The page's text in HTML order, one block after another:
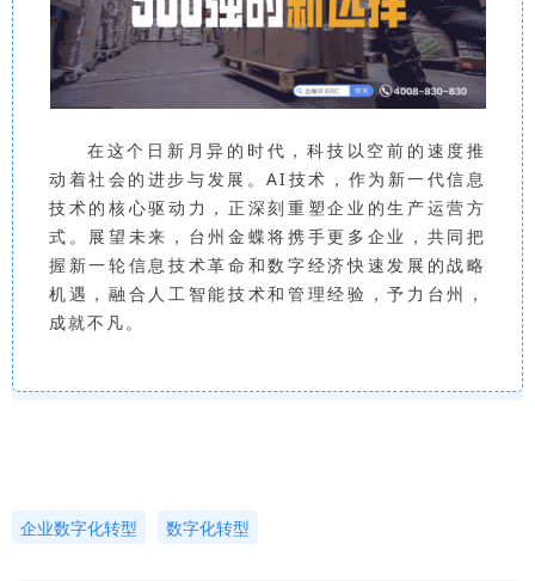
在这个日新月异的时代，科技以空前的速度推
动着社会的进步与发展。AI技术，作为新一代信息
技术的核心驱动力，正深刻重塑企业的生产运营方
式。展望未来，台州金蝶将携手更多企业，共同把
握新一轮信息技术革命和数字经济快速发展的战略
机遇，融合人工智能技术和管理经验，予力台州，
成就不凡。
企业数字化转型 数字化转型